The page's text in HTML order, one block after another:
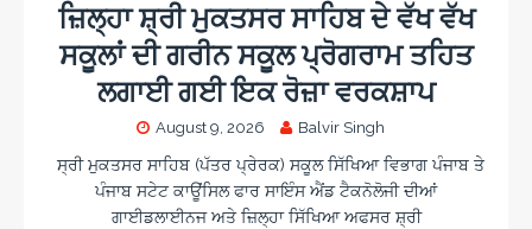
ਜ਼ਿਲ੍ਹਾ ਸ਼੍ਰੀ ਮੁਕਤਸਰ ਸਾਹਿਬ ਦੇ ਵੱਖ ਵੱਖ
ਸਕੂਲਾਂ ਦੀ ਗਰੀਨ ਸਕੂਲ ਪ੍ਰੋਗਰਾਮ ਤਹਿਤ
ਲਗਾਈ ਗਈ ਇਕ ਰੋਜ਼ਾ ਵਰਕਸ਼ਾਪ
August 9, 2026 Balvir Singh
ਸ੍ਰੀ ਮੁਕਤਸਰ ਸਾਹਿਬ (ਪੱਤਰ ਪ੍ਰੇਰਕ) ਸਕੂਲ ਸਿੱਖਿਆ ਵਿਭਾਗ ਪੰਜਾਬ ਤੇ
ਪੰਜਾਬ ਸਟੇਟ ਕਾਊਂਸਿਲ ਫਾਰ ਸਾਇੰਸ ਐਂਡ ਟੈਕਨੋਲੋਜੀ ਦੀਆਂ
ਗਾਈਡਲਾਈਨਜ ਅਤੇ ਜ਼ਿਲ੍ਹਾ ਸਿੱਖਿਆ ਅਫਸਰ ਸ਼੍ਰੀ